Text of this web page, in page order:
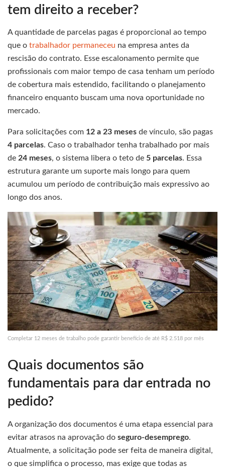
tem direito a receber?
A quantidade de parcelas pagas é proporcional ao tempo
que o trabalhador permaneceu na empresa antes da
rescisão do contrato. Esse escalonamento permite que
profissionais com maior tempo de casa tenham um período
de cobertura mais estendido, facilitando o planejamento
financeiro enquanto buscam uma nova oportunidade no
mercado.
Para solicitações com 12 a 23 meses de vínculo, são pagas
4 parcelas. Caso o trabalhador tenha trabalhado por mais
de 24 meses, o sistema libera o teto de 5 parcelas. Essa
estrutura garante um suporte mais longo para quem
acumulou um período de contribuição mais expressivo ao
longo dos anos.
Completar 12 meses de trabalho pode garantir benefício de até R$ 2.518 por mês
Quais documentos são
fundamentais para dar entrada no
pedido?
A organização dos documentos é uma etapa essencial para
evitar atrasos na aprovação do seguro-desemprego.
Atualmente, a solicitação pode ser feita de maneira digital,
o que simplifica o processo, mas exige que todas as